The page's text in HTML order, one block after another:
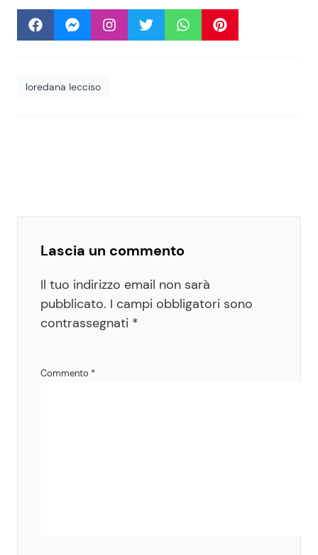
loredana lecciso
Lascia un commento
Il tuo indirizzo email non sarà
pubblicato. I campi obbligatori sono
contrassegnati *
Commento *